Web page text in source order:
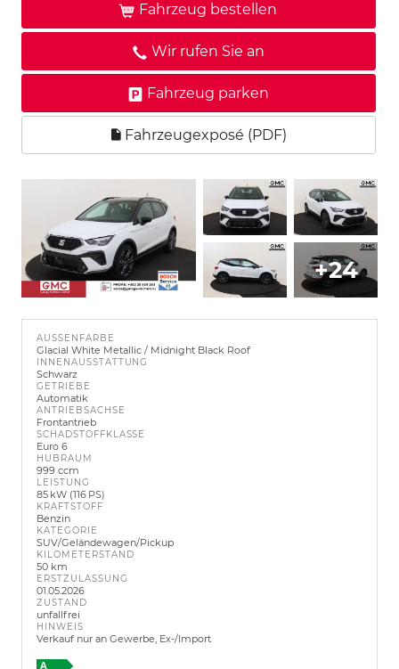
Fahrzeug bestellen
Wir rufen Sie an
Fahrzeug parken
Fahrzeugexposé (PDF)
+24
AUSSENFARBE
Glacial White Metallic / Midnight Black Roof
INNENAUSSTATTUNG
Schwarz
GETRIEBE
Automatik
ANTRIEBSACHSE
Frontantrieb
SCHADSTOFFKLASSE
Euro 6
HUBRAUM
999 ccm
LEISTUNG
85 kW (116 PS)
KRAFTSTOFF
Benzin
KATEGORIE
SUV/Geländewagen/Pickup
KILOMETERSTAND
50 km
ERSTZULASSUNG
01.05.2026
ZUSTAND
unfallfrei
HINWEIS
Verkauf nur an Gewerbe, Ex-/Import